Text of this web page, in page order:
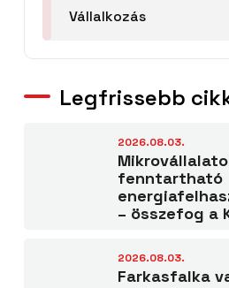
Vállalkozás
Legfrissebb
2026.08.03.
fenntartható
– összefog a
2026.08.03.
Farkasfalka